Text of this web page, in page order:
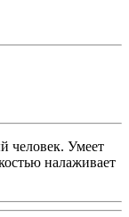
человек. Умеет
налаживает